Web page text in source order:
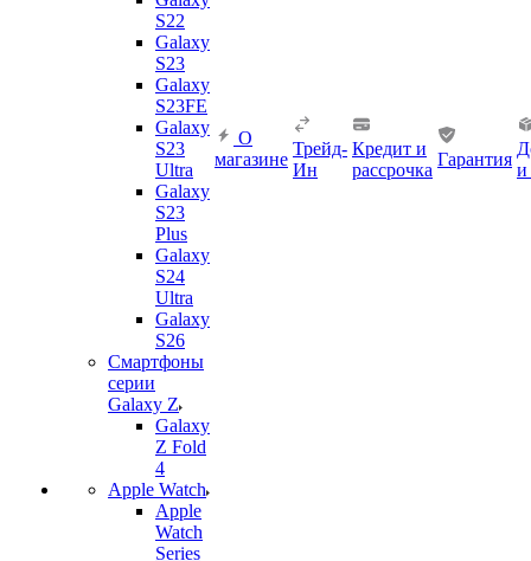
S22
Galaxy
S23
Galaxy
S23FE
Galaxy
S23
Ultra
Galaxy
S23
Plus
Galaxy
S24
Ultra
Galaxy
S26
Смартфоны
серии
Galaxy Z
Galaxy
Z Fold
4
Apple Watch
Apple
Watch
Series
О
магазине
Трейд-
Ин
Кредит и
рассрочка
Гарантия
и